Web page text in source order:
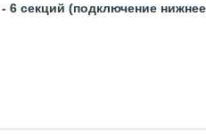
секций (подключение